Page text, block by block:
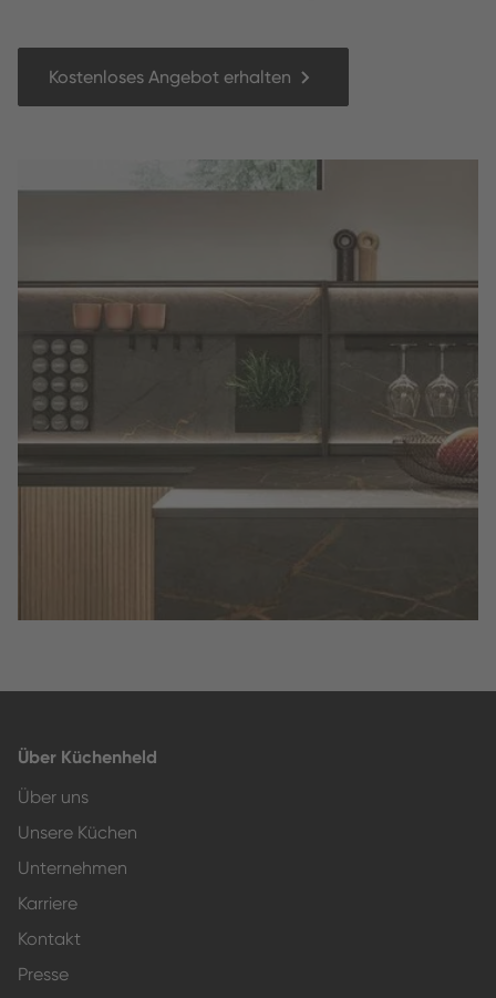
Kostenloses Angebot erhalten
Über Küchenheld
Über uns
Unsere Küchen
Unternehmen
Karriere
Kontakt
Presse